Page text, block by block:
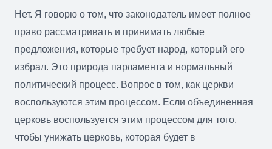
Нет. Я говорю о том, что законодатель имеет полное
право рассматривать и принимать любые
предложения, которые требует народ, который его
избрал. Это природа парламента и нормальный
политический процесс. Вопрос в том, как церкви
воспользуются этим процессом. Если объединенная
церковь воспользуется этим процессом для того,
чтобы унижать церковь, которая будет в